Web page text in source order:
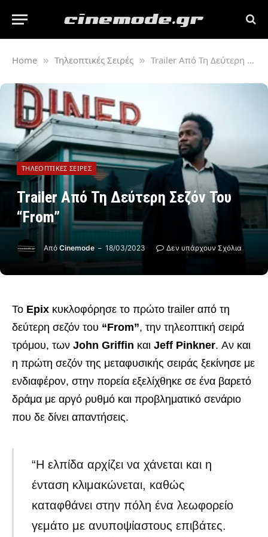
Home » Τηλεοπτικές Σειρές » Trailer Από Τη Δεύτερη Σεζόν Του “From”
ΤΗΛΕΟΠΤΙΚΈΣ ΣΕΙΡΈΣ
Trailer Από Τη Δεύτερη Σεζόν Του
“From”
Από Cinemode 18/03/2023 Δεν υπάρχουν Σχόλια
Το Epix κυκλοφόρησε το πρώτο trailer από τη
δεύτερη σεζόν του “From”, την τηλεοπτική σειρά
τρόμου, των John Griffin και Jeff Pinkner. Αν και
η πρώτη σεζόν της μεταφυσικής σειράς ξεκίνησε με
ενδιαφέρον, στην πορεία εξελίχθηκε σε ένα βαρετό
δράμα με αργό ρυθμό και προβληματικό σενάριο
που δε δίνει απαντήσεις.
“Η ελπίδα αρχίζει να χάνεται και η
ένταση κλιμακώνεται, καθώς
καταφθάνει στην πόλη ένα λεωφορείο
γεμάτο με ανυποψίαστους επιβάτες.